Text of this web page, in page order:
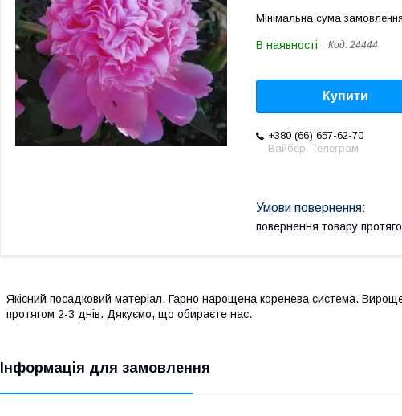
Мінімальна сума
В наявності Код: 24444
Купити
+380 (66) 657-62-70
Вайбер, Телеграм
повернення товару
Якісний посадковий матеріал. Гарно нарощена коренева система.
протягом 2-3 днів. Дякуємо, що обираєте нас.
Інформація для замовлення